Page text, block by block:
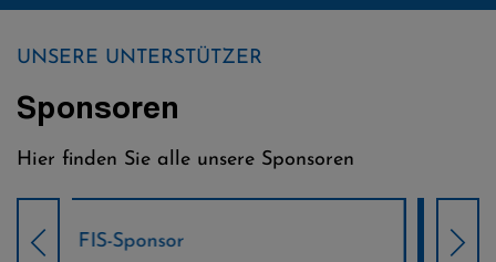
UNSERE UNTERSTÜTZER
Sponsoren
Hier finden Sie alle unsere Sponsoren
Weltcup-Sponsoren Damen